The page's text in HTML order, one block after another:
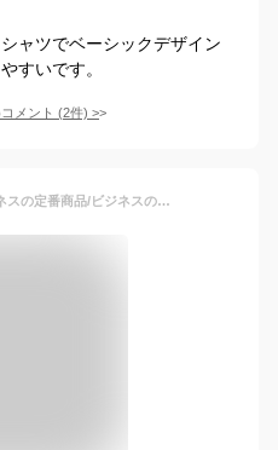
ャツでベーシックデザイン
すいです。
メント (2件) >
[コナカ] 形態安定加工/ビジネスの定番商品/ビジネスの定番商品/オールシーズン/スリムフィット【たるみが出ないシルエット】/【レギュラーカラー】/メンズワイシャツ YS-JP-BLACK-白定番 白無地/長袖/メンズワイシャツ KZ_YS-JPS68007-19 首回 37-80cm (日本サイズS相当)